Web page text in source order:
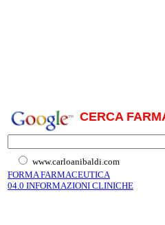
CERCA
www.carloanibaldi.com
FORMA FARMACEUTICA
04.0 INFORMAZIONI CLINICHE